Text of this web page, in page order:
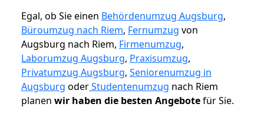
Egal, ob Sie einen Behördenumzug Augsburg,
Büroumzug nach Riem, Fernumzug von
Augsburg nach Riem, Firmenumzug,
Laborumzug Augsburg, Praxisumzug,
Privatumzug Augsburg, Seniorenumzug in
Augsburg oderStudentenumzug nach Riem
planen wir haben die besten Angebotefür Sie.